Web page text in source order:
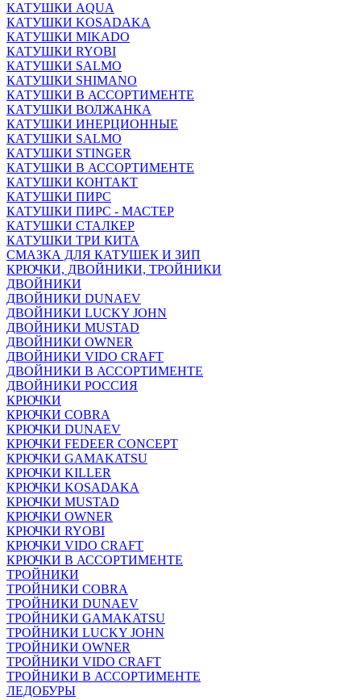
КАТУШКИ AQUA
КАТУШКИ KOSADAKA
КАТУШКИ MIKADO
КАТУШКИ RYOBI
КАТУШКИ SALMO
КАТУШКИ SHIMANO
КАТУШКИ В АССОРТИМЕНТЕ
КАТУШКИ ВОЛЖАНКА
КАТУШКИ ИНЕРЦИОННЫЕ
КАТУШКИ SALMO
КАТУШКИ STINGER
КАТУШКИ В АССОРТИМЕНТЕ
КАТУШКИ КОНТАКТ
КАТУШКИ ПИРС
КАТУШКИ ПИРС - МАСТЕР
КАТУШКИ СТАЛКЕР
КАТУШКИ ТРИ КИТА
СМАЗКА ДЛЯ КАТУШЕК И ЗИП
КРЮЧКИ, ДВОЙНИКИ, ТРОЙНИКИ
ДВОЙНИКИ
ДВОЙНИКИ DUNAEV
ДВОЙНИКИ LUCKY JOHN
ДВОЙНИКИ MUSTAD
ДВОЙНИКИ OWNER
ДВОЙНИКИ VIDO CRAFT
ДВОЙНИКИ В АССОРТИМЕНТЕ
ДВОЙНИКИ РОССИЯ
КРЮЧКИ
КРЮЧКИ COBRA
КРЮЧКИ DUNAEV
КРЮЧКИ FEDEER CONCEPT
КРЮЧКИ GAMAKATSU
КРЮЧКИ KILLER
КРЮЧКИ KOSADAKA
КРЮЧКИ MUSTAD
КРЮЧКИ OWNER
КРЮЧКИ RYOBI
КРЮЧКИ VIDO CRAFT
КРЮЧКИ В АССОРТИМЕНТЕ
ТРОЙНИКИ
ТРОЙНИКИ COBRA
ТРОЙНИКИ DUNAEV
ТРОЙНИКИ GAMAKATSU
ТРОЙНИКИ LUCKY JOHN
ТРОЙНИКИ OWNER
ТРОЙНИКИ VIDO CRAFT
ТРОЙНИКИ В АССОРТИМЕНТЕ
ЛЕДОБУРЫ